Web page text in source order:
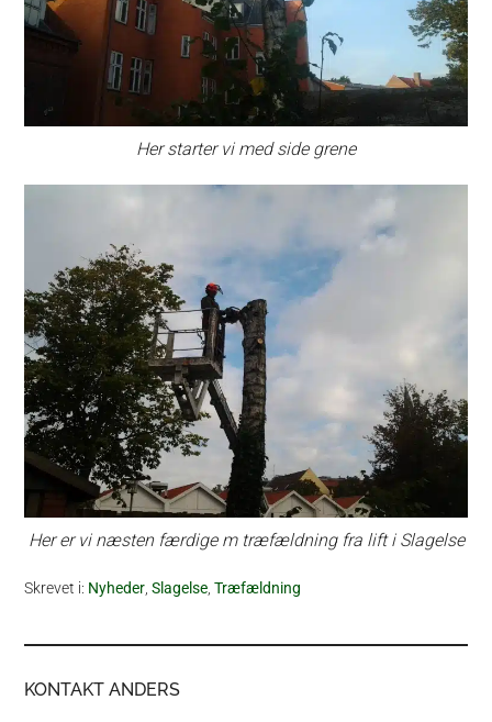
Her starter vi med side grene
Her er vi næsten færdige m træfældning fra lift i Slagelse
Skrevet i: Nyheder ,Slagelse ,Træfældning
KONTAKT ANDERS